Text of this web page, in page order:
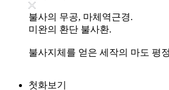
불사의 무공, 마체역근경.
미완의 환단 불사환.
불사지체를 얻은 세작의 마도 평
첫화보기